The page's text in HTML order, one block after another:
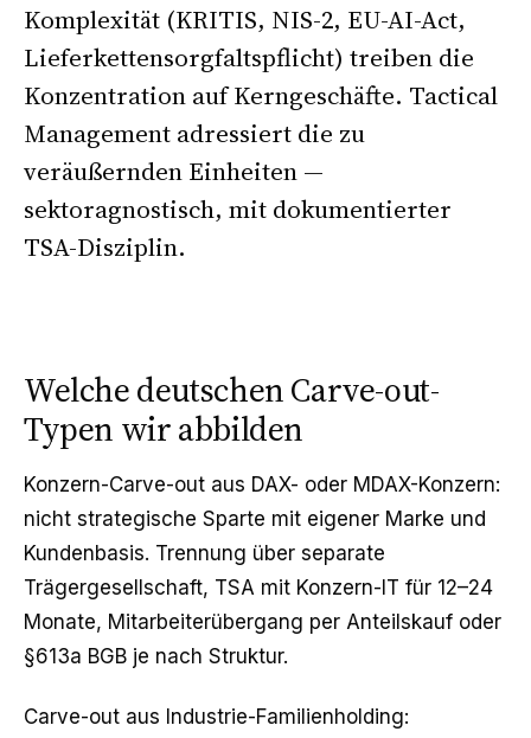
Komplexität (KRITIS, NIS-2, EU-AI-Act,
Lieferkettensorgfaltspflicht) treiben die
Konzentration auf Kerngeschäfte. Tactical
Management adressiert die zu
veräußernden Einheiten —
sektoragnostisch, mit dokumentierter
TSA-Disziplin.
Welche deutschen Carve-out-
Typen wir abbilden
Konzern-Carve-out aus DAX- oder MDAX-Konzern:
nicht strategische Sparte mit eigener Marke und
Kundenbasis. Trennung über separate
Trägergesellschaft, TSA mit Konzern-IT für 12–24
Monate, Mitarbeiterübergang per Anteilskauf oder
§613a BGB je nach Struktur.
Carve-out aus Industrie-Familienholding: